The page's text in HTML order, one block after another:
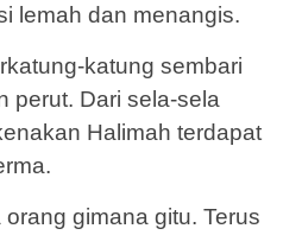
lemah dan menangis.
katung sembari
perut. Dari sela-sela
Halimah terdapat
gimana gitu. Terus